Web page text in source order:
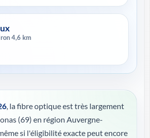
4,6 km
, la fibre optique est très largement
(69) en région Auvergne-
si l'éligibilité exacte peut encore